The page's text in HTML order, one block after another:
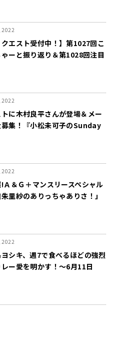
2022
クエスト受付中！】第1027回こ
ーと振り返り＆第1028回注目
2022
に木村良平さんが登場＆メー
集！『小松未可子のSunday
2022
!Ａ＆Ｇ＋マンスリースペシャル
里紗のありっちゃありさ！」
2022
シキ、週7で食べるほどの強烈
ー愛を明かす！～6月11日